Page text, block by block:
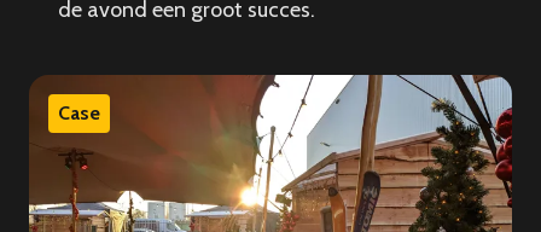
de avond een groot succes.
Case